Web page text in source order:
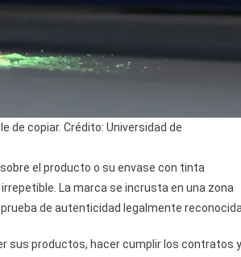
de copiar. Crédito: Universidad de
el producto o su envase con tinta
La marca se incrusta en una zona
de autenticidad legalmente
sus productos, hacer cumplir los contratos y